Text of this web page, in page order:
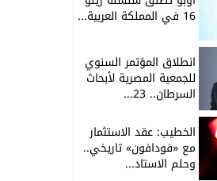
16 في المملكة العربية...
انطلاق المؤتمر السنوي
للجمعية المصرية لأبحاث
السرطان.. 23...
الخطيب: عقد الاستثمار
مع «فودافون» تاريخي..
وحلم الاستاد...